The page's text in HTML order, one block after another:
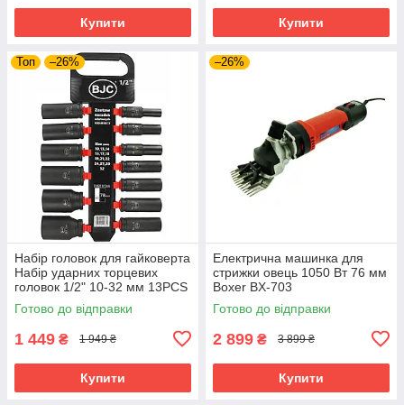
Купити Купити
Топ –26%
Набір головок для гайковерта
Набір ударних торцевих
головок 1/2" 10-32 мм 13PCS
BJC /довгі/. M58272
Готово до відправки
1 449 ₴ 1 949 ₴
Купити
–26%
Електрична машинка для
стрижки овець 1050 Вт 76 мм
Boxer BX-703
електротриммер для стрижки
худоби тварин
Готово до відправки
2 899 ₴ 3 899 ₴
Купити